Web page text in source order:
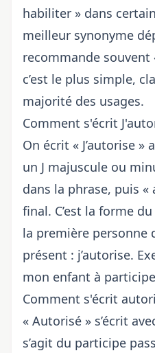
habiliter » dans
meilleur synonyme
recommande souvent
c’est le plus simple,
majorité des usages.
Comment s'écrit
On écrit « J’autorise »
un J majuscule ou
dans la phrase, puis «
final. C’est la forme
la première personne
présent : j’autorise.
mon enfant à
Comment s'écrit
« Autorisé » s’écrit
s’agit du participe